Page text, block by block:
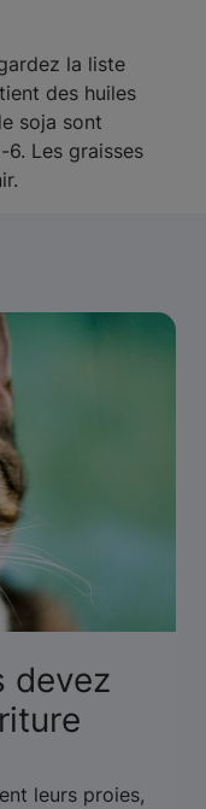
la liste
des huiles
soja sont
Les graisses
devez
leurs proies,